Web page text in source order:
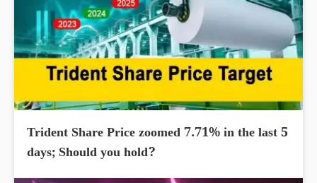
Trident Share Price zoomed 7.71% in the last 5
days; Should you hold?